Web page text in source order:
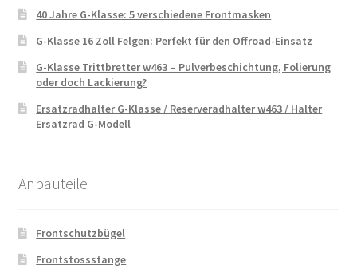
40 Jahre G-Klasse: 5 verschiedene Frontmasken
G-Klasse 16 Zoll Felgen: Perfekt für den Offroad-Einsatz
G-Klasse Trittbretter w463 – Pulverbeschichtung, Folierung
oder doch Lackierung?
Ersatzradhalter G-Klasse / Reserveradhalter w463 / Halter
Ersatzrad G-Modell
Anbauteile
Frontschutzbügel
Frontstossstange